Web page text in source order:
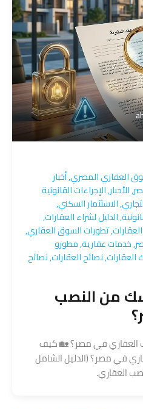
العقاري المصري,أخبار
,الأخبار,الإجراءات القانونية
,الاستثمار السكني,
,الدليل لشراء العقارات,
,تطورات السوق العقاري,
,خدمات عقارية,مطورو
العقارات,نصائح العقارات,نصائح
من النصب
في مصر؟ 🏡 كيف
في مصر؟ (الدليل الشامل